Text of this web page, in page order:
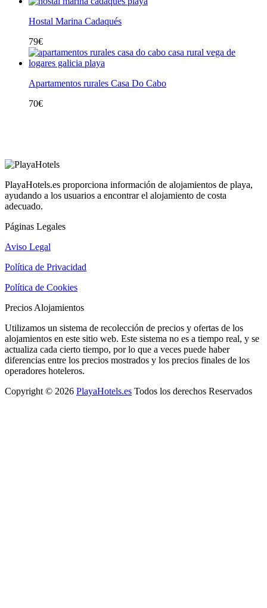
Hostal Marina Cadaqués
79€
Apartamentos rurales Casa Do Cabo
70€
PlayaHotels.es proporciona información de alojamientos de playa,
ayudando a los usuarios a encontrar el alojamiento de costa
adecuado.
Páginas Legales
Aviso Legal
Política de Privacidad
Política de Cookies
Precios Alojamientos
Utilizamos un sistema de recolección de precios y ofertas de los
alojamientos en este sitio web. Este sistema no es a tiempo real, y se
actualiza cada cierto tiempo, por lo que a veces puede haber
diferencias entre los precios mostrados y los precios finales de los
operadores hoteleros.
Copyright © 2026 PlayaHotels.es Todos los derechos Reservados